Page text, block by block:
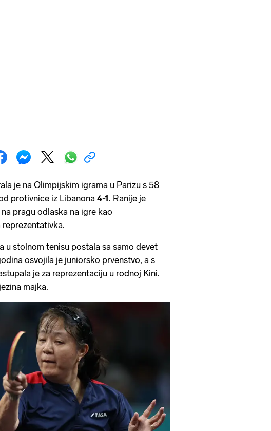
je na Olimpijskim igrama u Parizu s 58
protivnice iz Libanona 4-1. Ranije je
pragu odlaska na igre kao
u stolnom tenisu postala sa samo devet
osvojila je juniorsko prvenstvo, a s
je za reprezentaciju u rodnoj Kini.
majka.